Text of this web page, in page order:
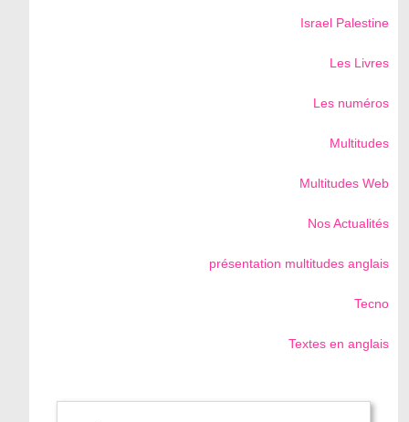
Israel Palestine
Les Livres
Les numéros
Multitudes
Multitudes Web
Nos Actualités
présentation multitudes anglais
Tecno
Textes en anglais